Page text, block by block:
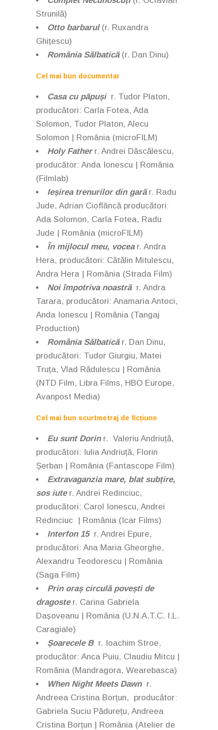
Strunilă)
Otto barbarul (r. Ruxandra
Ghițescu)
România Sălbatică (r. Dan Dinu)
Cel mai bun documentar
Casa cu păpușir. Tudor Platon,
producători: Carla Fotea, Ada
Solomon, Tudor Platon, Alecu
Solomon | România (microFILM)
Holy Father r. Andrei Dăscălescu,
producător: Anda Ionescu | România
(Filmlab)
Ieșirea trenurilor din garăr. Radu
Jude, Adrian Cioflâncă producători:
Ada Solomon, Carla Fotea, Radu
Jude | România (microFILM)
În mijlocul meu, vocear. Andra
Hera, producători: Cătălin Mitulescu,
Andra Hera | România (Strada Film)
Noi împotriva noastră r. Andra
Tarara, producători: Anamaria Antoci,
Anda Ionescu | România (Tangaj
Production)
România Sălbaticăr. Dan Dinu,
producători: Tudor Giurgiu, Matei
Truța, Vlad Rădulescu | România
(NTD Film, Libra Films, HBO Europe,
Avanpost Media)
Cel mai bun scurtmetraj de ficțiune
Eu sunt Dorinr. Valeriu Andriuță,
producători: Iulia Andriuță, Florin
Șerban | România (Fantascope Film)
Extravaganzia mare, blat subțire,
sos iuter. Andrei Redinciuc,
producători: Carol Ionescu, Andrei
Redinciuc | România (Icar Films)
Interfon 15 r. Andrei Epure,
producători: Ana Maria Gheorghe,
Alexandru Teodorescu | România
(Saga Film)
Prin oraș circulă povești de
dragoste r. Carina Gabriela
Dașoveanu | România (U.N.A.T.C. I.L.
Caragiale)
Șoarecele B r. Ioachim Stroe,
producător: Anca Puiu, Claudiu Mitcu |
România (Mandragora, Wearebasca)
When Night Meets Dawn r.
Andreea Cristina Borțun, producător:
Gabriela Suciu Pădurețu, Andreea
Cristina Borțun | România (Atelier de